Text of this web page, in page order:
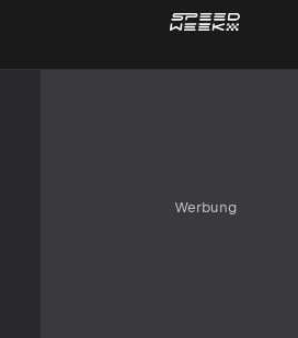
Werbung